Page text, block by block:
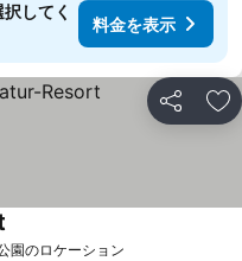
してく
料金を表示
シェア お
園のロケーション